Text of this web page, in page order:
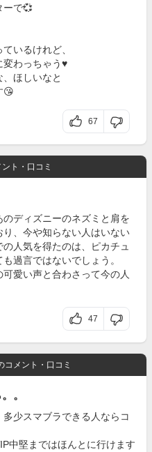
ーで💞
いるけれど、
変わっちゃう♥️
ほしいなと
😘
67
ト・口コミ
ディズニーのネズミと肩を
、今や知らない人はいない
人気を得たのは、ピカチュ
過言ではないでしょう。
愛い声と合わさって今の人
47
コメント・口コミ
。
少スマブラできる人ならコ
中堅まではほんとに行けます